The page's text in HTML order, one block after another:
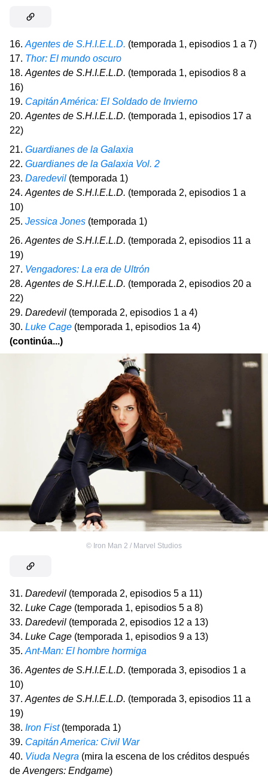
16. Agentes de S.H.I.E.L.D. (temporada 1, episodios 1 a 7)
17. Thor: El mundo oscuro
18. Agentes de S.H.I.E.L.D. (temporada 1, episodios 8 a
16)
19. Capitán América: El Soldado de Invierno
20. Agentes de S.H.I.E.L.D. (temporada 1, episodios 17 a
22)
21. Guardianes de la Galaxia
22. Guardianes de la Galaxia Vol. 2
23. Daredevil (temporada 1)
24. Agentes de S.H.I.E.L.D. (temporada 2, episodios 1 a
10)
25. Jessica Jones (temporada 1)
26. Agentes de S.H.I.E.L.D. (temporada 2, episodios 11 a
19)
27. Vengadores: La era de Ultrón
28. Agentes de S.H.I.E.L.D. (temporada 2, episodios 20 a
22)
29. Daredevil (temporada 2, episodios 1 a 4)
30. Luke Cage (temporada 1, episodios 1a 4)
(continúa...)
© Iron Man 2 / Marvel Studios
31. Daredevil (temporada 2, episodios 5 a 11)
32. Luke Cage (temporada 1, episodios 5 a 8)
33. Daredevil (temporada 2, episodios 12 a 13)
34. Luke Cage (temporada 1, episodios 9 a 13)
35. Ant-Man: El hombre hormiga
36. Agentes de S.H.I.E.L.D. (temporada 3, episodios 1 a
10)
37. Agentes de S.H.I.E.L.D. (temporada 3, episodios 11 a
19)
38. Iron Fist(temporada 1)
39. Capitán America: Civil War
40. Viuda Negra (mira la escena de los créditos después
de Avengers: Endgame)